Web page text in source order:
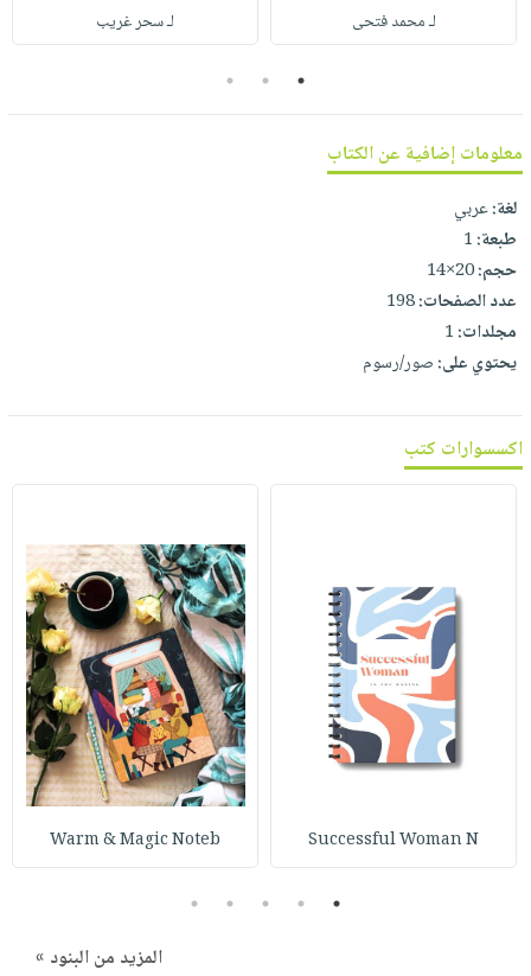
صابون
أطفال
فيديوهات
طرحها
خدمات
وفرات
انشر
كتابك
تواصل
معنا
عربة
نشرة
الإصدارات
لـ محمد فتحى
لـ سحر غريب
1
2
3
معلومات إضافية عن الكتاب
لغة:عربي
طبعة:1
حجم:20×14
عدد الصفحات:198
مجلدات:1
يحتوي على:صور/رسوم
اكسسوارات كتب
Successful Woman N
Warm & Magic Noteb
1
2
3
4
5
المزيد من البنود »